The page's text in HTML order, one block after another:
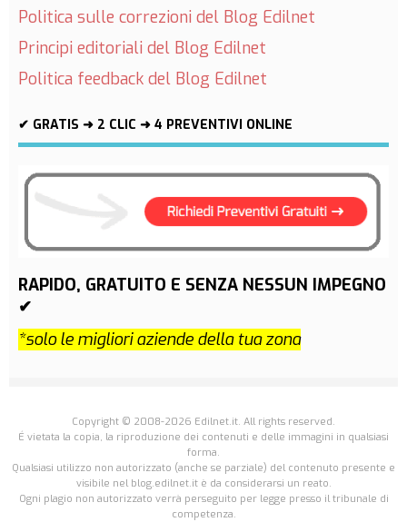
Politica sulle correzioni del Blog Edilnet
Principi editoriali del Blog Edilnet
Politica feedback del Blog Edilnet
✔ GRATIS ➜ 2 CLIC ➜ 4 PREVENTIVI ONLINE
RAPIDO, GRATUITO E SENZA NESSUN IMPEGNO
✔
*solo le migliori aziende della tua zona
Copyright © 2008-2026 Edilnet.it. All rights reserved.
É vietata la copia, la riproduzione dei contenuti e delle immagini in qualsiasi
forma.
Qualsiasi utilizzo non autorizzato (anche se parziale) del contenuto presente e
visibile nel blog.edilnet.it è da considerarsi un reato.
Ogni plagio non autorizzato verrà perseguito per legge presso il tribunale di
competenza.